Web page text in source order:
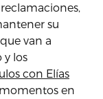
su
van a
y los
con Elías
en